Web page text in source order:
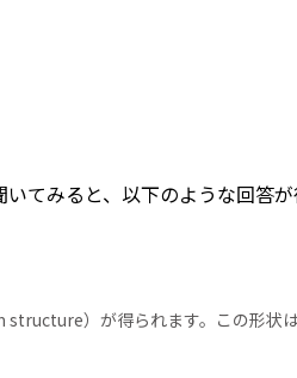
てみると、以下のような回答が
structure）が得られます。この形状